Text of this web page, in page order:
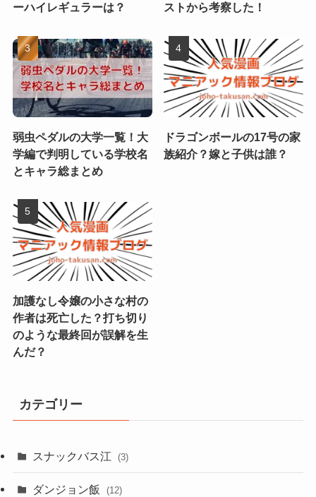
ーハイレギュラーは？
ストから考察した！
弱虫ペダルの大学一覧！大
学編で判明している学校名
とキャラ総まとめ
ドラゴンボールの17号の家
族紹介？嫁と子供は誰？
加護なし令嬢の小さな村の
作者は死亡した？打ち切り
のような最終回が誤解を生
んだ？
カテゴリー
スナックバス江 (3)
ダンジョン飯 (12)